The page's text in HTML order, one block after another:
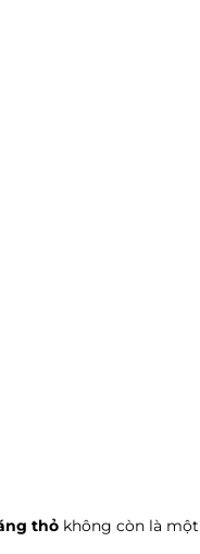
thỏ không còn là